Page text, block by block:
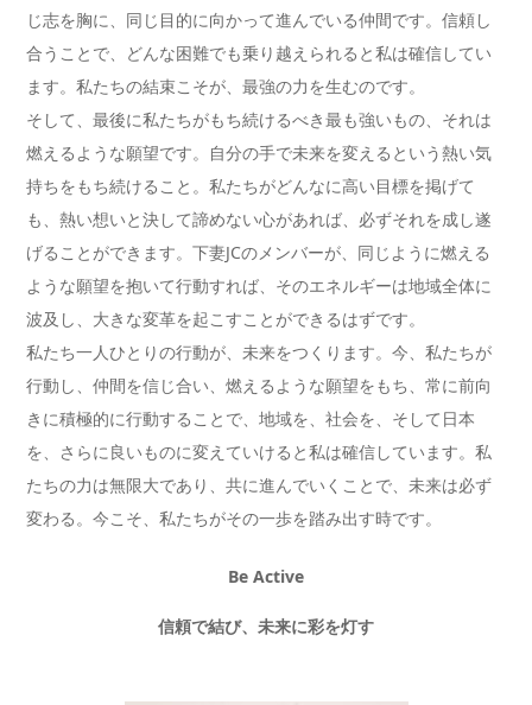
じ志を胸に、同じ目的に向かって進んでいる仲間です。信頼し
合うことで、どんな困難でも乗り越えられると私は確信してい
ます。私たちの結束こそが、最強の力を生むのです。
そして、最後に私たちがもち続けるべき最も強いもの、それは
燃えるような願望です。自分の手で未来を変えるという熱い気
持ちをもち続けること。私たちがどんなに高い目標を掲げて
も、熱い想いと決して諦めない心があれば、必ずそれを成し遂
げることができます。下妻JCのメンバーが、同じように燃える
ような願望を抱いて行動すれば、そのエネルギーは地域全体に
波及し、大きな変革を起こすことができるはずです。
私たち一人ひとりの行動が、未来をつくります。今、私たちが
行動し、仲間を信じ合い、燃えるような願望をもち、常に前向
きに積極的に行動することで、地域を、社会を、そして日本
を、さらに良いものに変えていけると私は確信しています。私
たちの力は無限大であり、共に進んでいくことで、未来は必ず
変わる。今こそ、私たちがその一歩を踏み出す時です。
Be Active
信頼で結び、未来に彩を灯す